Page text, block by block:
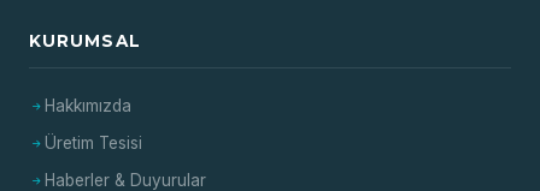
KURUMSAL
Hakkımızda
Üretim Tesisi
Haberler & Duyurular